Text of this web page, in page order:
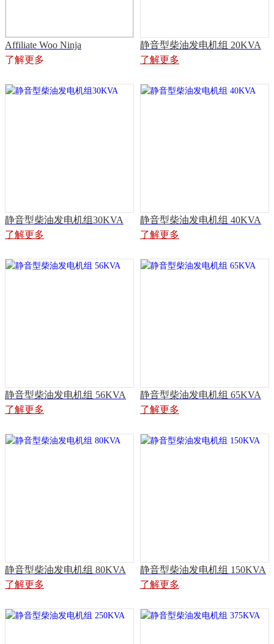
Affiliate Woo Ninja
了解更多
静音型柴油发电机组 20KVA
了解更多
静音型柴油发电机组30KVA
了解更多
静音型柴油发电机组 40KVA
了解更多
静音型柴油发电机组 56KVA
了解更多
静音型柴油发电机组 65KVA
了解更多
静音型柴油发电机组 80KVA
了解更多
静音型柴油发电机组 150KVA
了解更多